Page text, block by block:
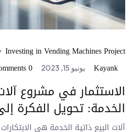
Investing in Vending Machines Project
Kayank
يونيو 15, 2023 0 Comments
الاستثمار في مشروع
الخدمة: تحويل الفكرة
آلات البيع ذاتية الخدمة هي